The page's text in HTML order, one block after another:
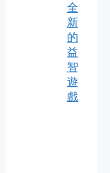
全
新
的
益
智
遊
戲